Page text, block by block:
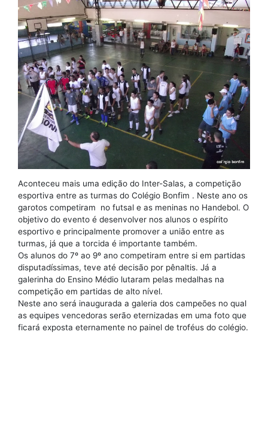
Aconteceu mais uma edição do Inter-Salas, a competição
esportiva entre as turmas do Colégio Bonfim . Neste ano os
garotos competiram no futsal e as meninas no Handebol. O
objetivo do evento é desenvolver nos alunos o espírito
esportivo e principalmente promover a união entre as
turmas, já que a torcida é importante também.
Os alunos do 7º ao 9º ano competiram entre si em partidas
disputadíssimas, teve até decisão por pênaltis. Já a
galerinha do Ensino Médio lutaram pelas medalhas na
competição em partidas de alto nível.
Neste ano será inaugurada a galeria dos campeões no qual
as equipes vencedoras serão eternizadas em uma foto que
ficará exposta eternamente no painel de troféus do colégio.